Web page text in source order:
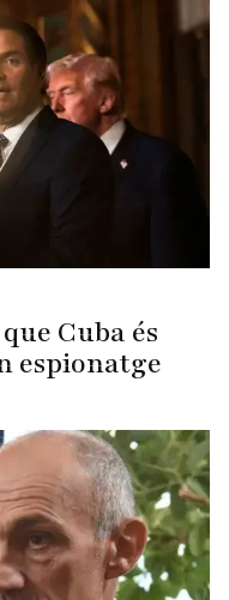
Cuba és
espionatge